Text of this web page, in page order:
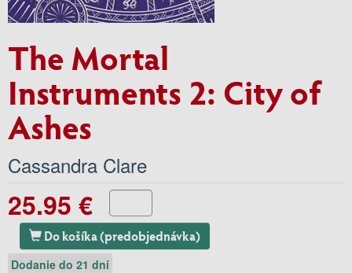
The Mortal
Instruments 2: City of
Ashes
Cassandra Clare
25.95 €
Do košíka (predobjednávka)
Dodanie do 21 dní